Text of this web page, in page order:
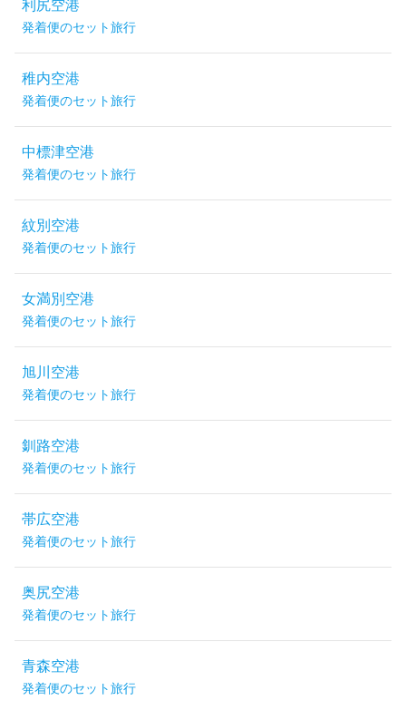
利尻空港
発着便のセット旅行
稚内空港
発着便のセット旅行
中標津空港
発着便のセット旅行
紋別空港
発着便のセット旅行
女満別空港
発着便のセット旅行
旭川空港
発着便のセット旅行
釧路空港
発着便のセット旅行
帯広空港
発着便のセット旅行
奥尻空港
発着便のセット旅行
青森空港
発着便のセット旅行